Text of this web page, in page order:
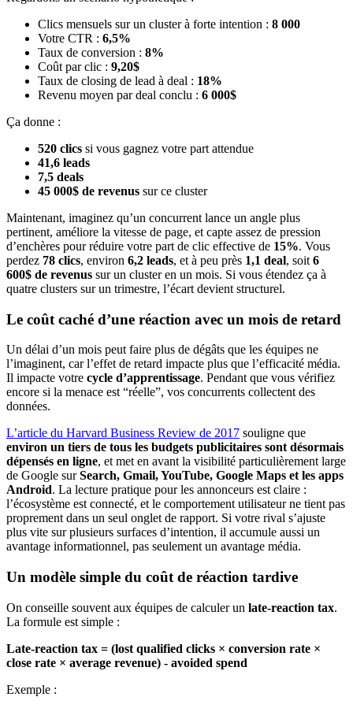
Clics mensuels sur un cluster à forte intention : 8 000
Votre CTR : 6,5%
Taux de conversion : 8%
Coût par clic : 9,20$
Taux de closing de lead à deal : 18%
Revenu moyen par deal conclu : 6 000$
Ça donne :
520 clics si vous gagnez votre part attendue
41,6 leads
7,5 deals
45 000$ de revenus sur ce cluster
Maintenant, imaginez qu’un concurrent lance un angle plus
pertinent, améliore la vitesse de page, et capte assez de pression
d’enchères pour réduire votre part de clic effective de 15%. Vous
perdez 78 clics, environ 6,2 leads, et à peu près 1,1 deal, soit 6
600$ de revenus sur un cluster en un mois. Si vous étendez ça à
quatre clusters sur un trimestre, l’écart devient structurel.
Le coût caché d’une réaction avec un mois de retard
Un délai d’un mois peut faire plus de dégâts que les équipes ne
l’imaginent, car l’effet de retard impacte plus que l’efficacité média.
Il impacte votre cycle d’apprentissage. Pendant que vous vérifiez
encore si la menace est “réelle”, vos concurrents collectent des
données.
L’article du Harvard Business Review de 2017 souligne que
environ un tiers de tous les budgets publicitaires sont désormais
dépensés en ligne, et met en avant la visibilité particulièrement large
de Google surSearch, Gmail, YouTube, Google Maps et les apps
Android. La lecture pratique pour les annonceurs est claire :
l’écosystème est connecté, et le comportement utilisateur ne tient pas
proprement dans un seul onglet de rapport. Si votre rival s’ajuste
plus vite sur plusieurs surfaces d’intention, il accumule aussi un
avantage informationnel, pas seulement un avantage média.
Un modèle simple du coût de réaction tardive
On conseille souvent aux équipes de calculer un late-reaction tax.
La formule est simple :
Late-reaction tax = (lost qualified clicks × conversion rate ×
close rate × average revenue) - avoided spend
Exemple :